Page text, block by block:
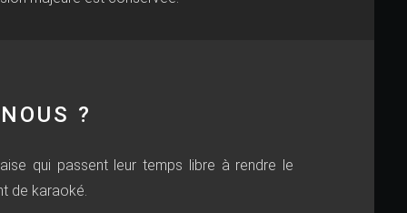
?
qui passent leur temps libre à rendre le
de karaoké.